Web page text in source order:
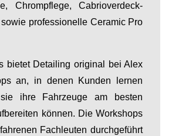
Chrompflege, Cabrioverdeck-
sowie professionelle Ceramic Pro
bietet Detailing original bei Alex
an, in denen Kunden lernen
ihre Fahrzeuge am besten
können. Die Workshops
Fachleuten durchgeführt